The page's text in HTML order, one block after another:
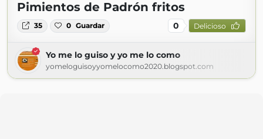
Pimientos de Padrón fritos
35 0 Guardar 0 Delicioso
Yo me lo guiso y yo me lo como
yomeloguisoyyomelocomo2020.blogspot.com